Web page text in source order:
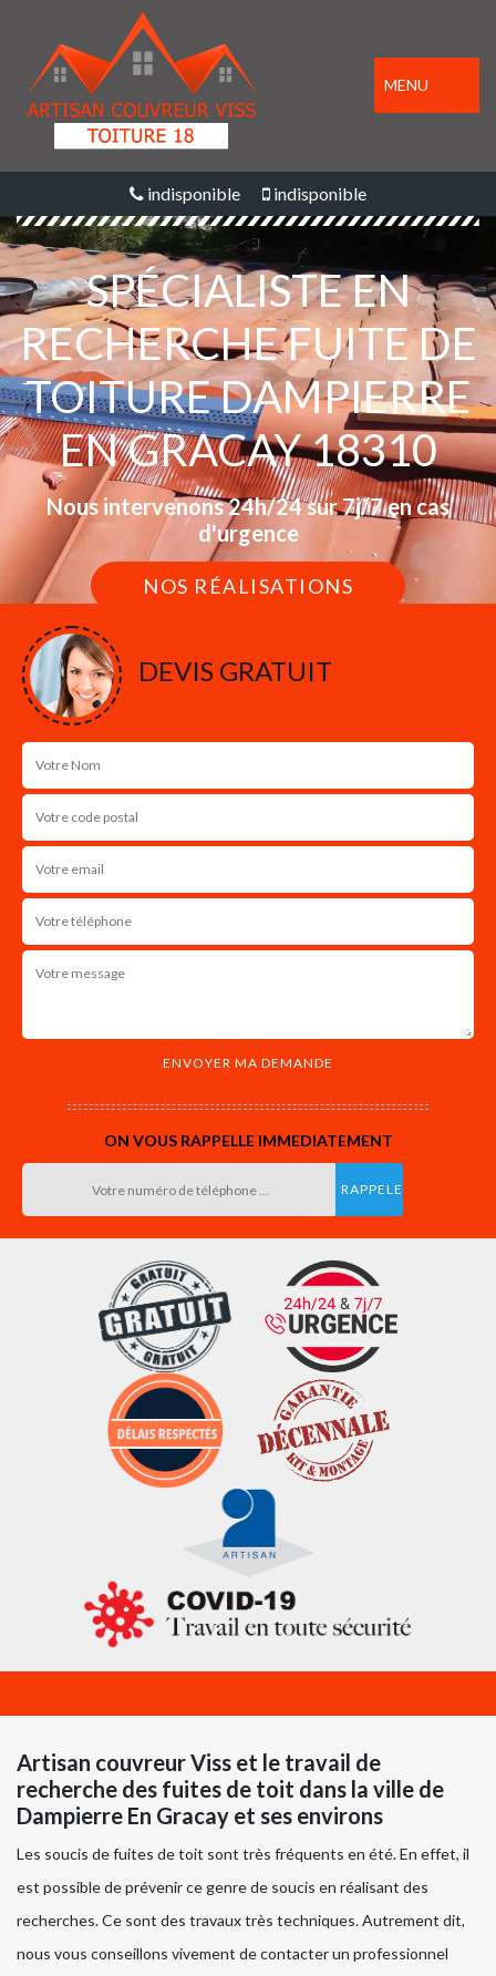
MENU
indisponible indisponible
SPÉCIALISTE EN
RECHERCHE FUITE DE
TOITURE DAMPIERRE
EN GRACAY 18310
Nous intervenons 24h/24 sur 7j/7 en cas
d'urgence
NOS RÉALISATIONS
DEVIS GRATUIT
ON VOUS RAPPELLE IMMEDIATEMENT
Artisan couvreur Viss et le travail de
recherche des fuites de toit dans la ville de
Dampierre En Gracay et ses environs
Les soucis de fuites de toit sont très fréquents en été. En effet, il
est possible de prévenir ce genre de soucis en réalisant des
recherches. Ce sont des travaux très techniques. Autrement dit,
nous vous conseillons vivement de contacter un professionnel